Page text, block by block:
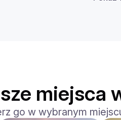
miejsca
go w wybranym